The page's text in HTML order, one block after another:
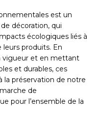
est un
décoration, qui
écologiques liés à
produits. En
vigueur et en mettant
et durables, ces
la préservation de notre
de
pour l’ensemble de la